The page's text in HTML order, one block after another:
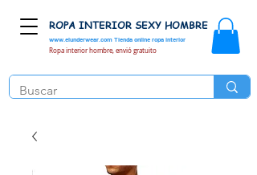
www.elunderwear.com Tienda online ropa interior
ROPA INTERIOR SEXY HOMBRE
Ropa interior hombre, envió gratuito